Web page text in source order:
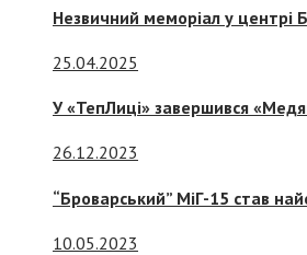
Незвичний меморіал у центрі
25.04.2025
У «ТепЛиці» завершився
26.12.2023
“Броварський” МіГ-15 став
10.05.2023